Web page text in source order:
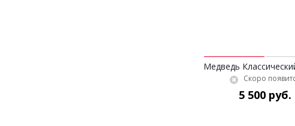
Медведь
Скоро
5 500 руб.